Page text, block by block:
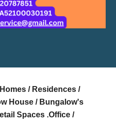
/ Residences /
House / Bungalow's
Spaces .Office /